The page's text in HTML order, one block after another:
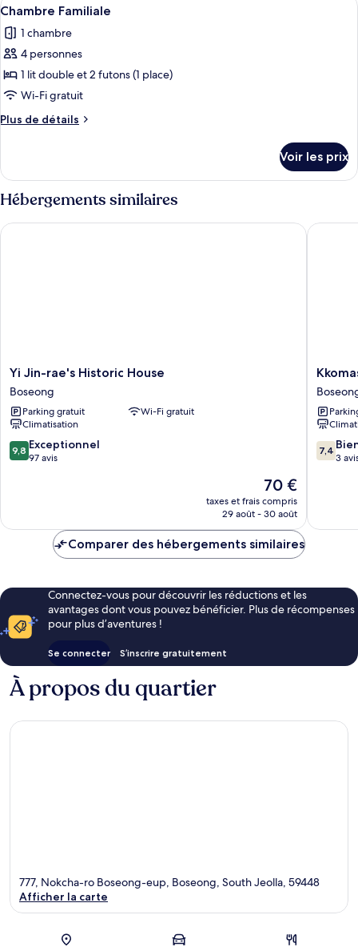
de
Appartement
Duplex
toutes
les
photos
pour
ce
type
de
Chambre
Familiale
11
Chambre Familiale
1 chambre
4 personnes
1 lit double et 2 futons (1 place)
Wi-Fi gratuit
Plus de détails
Plus
le
type
de
chambre
Chambre
Voir les prix
Hébergements similaires
Yi
Jin-
rae's
Historic
House
Boseong
Yi Jin-rae's Historic House
Boseong
Parking gratuit
Wi-Fi gratuit
Climatisation
9.8
sur
9,8 Exceptionnel
97 avis
Le
nouveau
prix
de
70 €
taxes et frais compris
29 août - 30 août
Yi Jin-rae's Historic House
Kkomasi
pension
7.4
sur
7,4
3
Comparer des hébergements similaires
Connectez-vous pour découvrir les réductions et les
avantages dont vous pouvez bénéficier. Plus de récompenses
pour plus d’aventures !
Se connecter S’inscrire gratuitement
À propos du quartier
777, Nokcha-ro Boseong-eup, Boseong, South Jeolla, 59448
Afficher la carte